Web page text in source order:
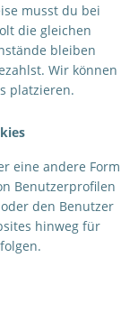
musst du bei
die gleichen
bleiben
Wir können
platzieren.
eine andere Form
Benutzerprofilen
den Benutzer
hinweg für